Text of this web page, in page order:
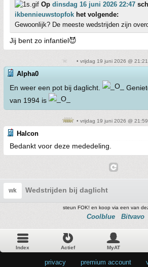
Op dinsdag 16 juni 2026 22:47
ikbennieuwstopfok het volgende:
Gewoonlijk? De meeste wedstrijden zijn
Jij bent zo infantiel😈
• vrijdag 19 juni 2026 @ 21:21
Alpha0
En weer een pot bij daglicht.
van 1994 is
• vrijdag 19 juni 2026 @ 21:59
Halcon
Bedankt voor deze mededeling.
wk Wedstrijden bij daglicht
steun FOK! en koop via een van
Coolblue Bitvavo
Index Actief MyAT
privacy premium account